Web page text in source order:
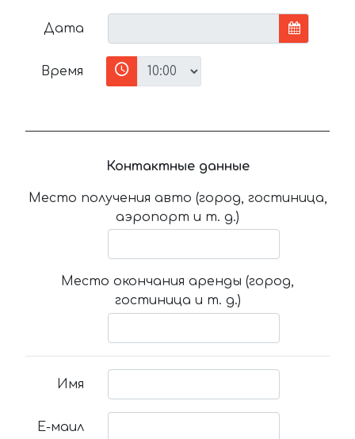
Дата
Время
Контактные данные
Место получения авто (город, гостиница,
аэропорт и т. д.)
Место окончания аренды (город,
гостиница и т. д.)
Имя
Е-маил